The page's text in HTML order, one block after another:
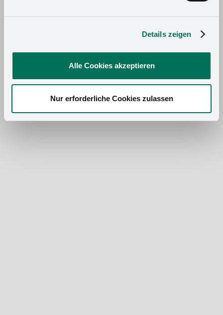
Details zeigen
Alle Cookies akzeptieren
Nur erforderliche Cookies zulassen